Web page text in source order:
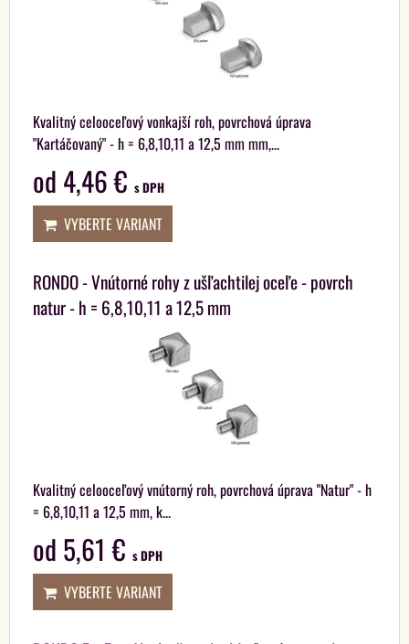
Kvalitný celooceľový vonkajší roh, povrchová úprava
"Kartáčovaný" - h = 6,8,10,11 a 12,5 mm mm,...
od 4,46 € s DPH
VYBERTE VARIANT
RONDO - Vnútorné rohy z ušľachtilej oceľe - povrch
natur - h = 6,8,10,11 a 12,5 mm
Kvalitný celooceľový vnútorný roh, povrchová úprava "Natur" - h
= 6,8,10,11 a 12,5 mm, k...
od 5,61 € s DPH
VYBERTE VARIANT